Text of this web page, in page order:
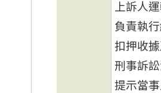
上訴人
負責執
扣押收
刑事訴
提示當